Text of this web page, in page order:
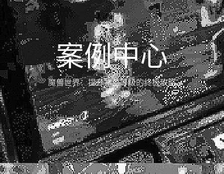
案例中心
魔兽世界：提升物品等级的终极攻略